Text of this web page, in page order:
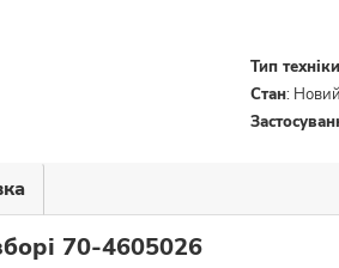
Тип техніки
Стан:
70-4605026